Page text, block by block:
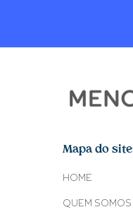
Mapa do site
HOME
QUEM SOMOS